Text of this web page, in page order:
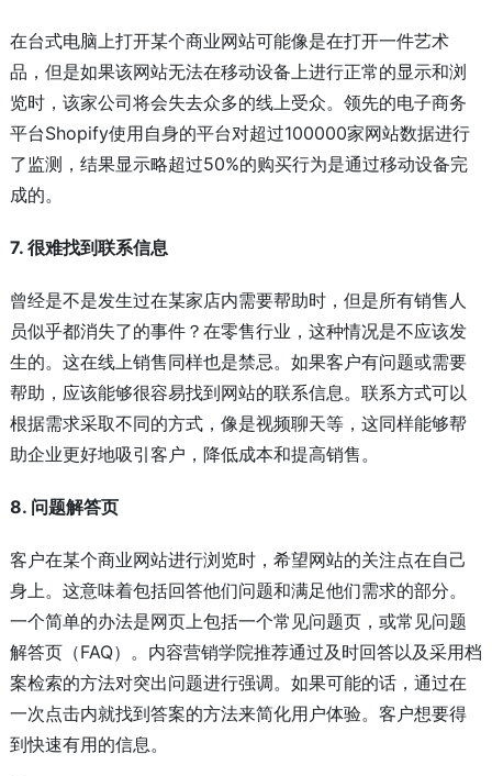
在台式电脑上打开某个商业网站可能像是在打开一件艺术
品，但是如果该网站无法在移动设备上进行正常的显示和浏
览时，该家公司将会失去众多的线上受众。领先的电子商务
平台Shopify使用自身的平台对超过100000家网站数据进行
了监测，结果显示略超过50%的购买行为是通过移动设备完
成的。
7. 很难找到联系信息
曾经是不是发生过在某家店内需要帮助时，但是所有销售人
员似乎都消失了的事件？在零售行业，这种情况是不应该发
生的。这在线上销售同样也是禁忌。如果客户有问题或需要
帮助，应该能够很容易找到网站的联系信息。联系方式可以
根据需求采取不同的方式，像是视频聊天等，这同样能够帮
助企业更好地吸引客户，降低成本和提高销售。
8. 问题解答页
客户在某个商业网站进行浏览时，希望网站的关注点在自己
身上。这意味着包括回答他们问题和满足他们需求的部分。
一个简单的办法是网页上包括一个常见问题页，或常见问题
解答页（FAQ）。内容营销学院推荐通过及时回答以及采用档
案检索的方法对突出问题进行强调。如果可能的话，通过在
一次点击内就找到答案的方法来简化用户体验。客户想要得
到快速有用的信息。